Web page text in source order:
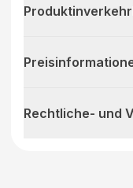
Rechtliche- und